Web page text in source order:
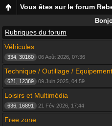
Vous êtes sur le forum
Rubriques du forum
Véhicules
334, 30160 06 Août 2026, 07:36
Technique / Outillage /
621, 12389 09 Juin 2025, 04:59
Loisirs et Multimédia
636, 16891 21 Fév 2026, 17:44
Free zone